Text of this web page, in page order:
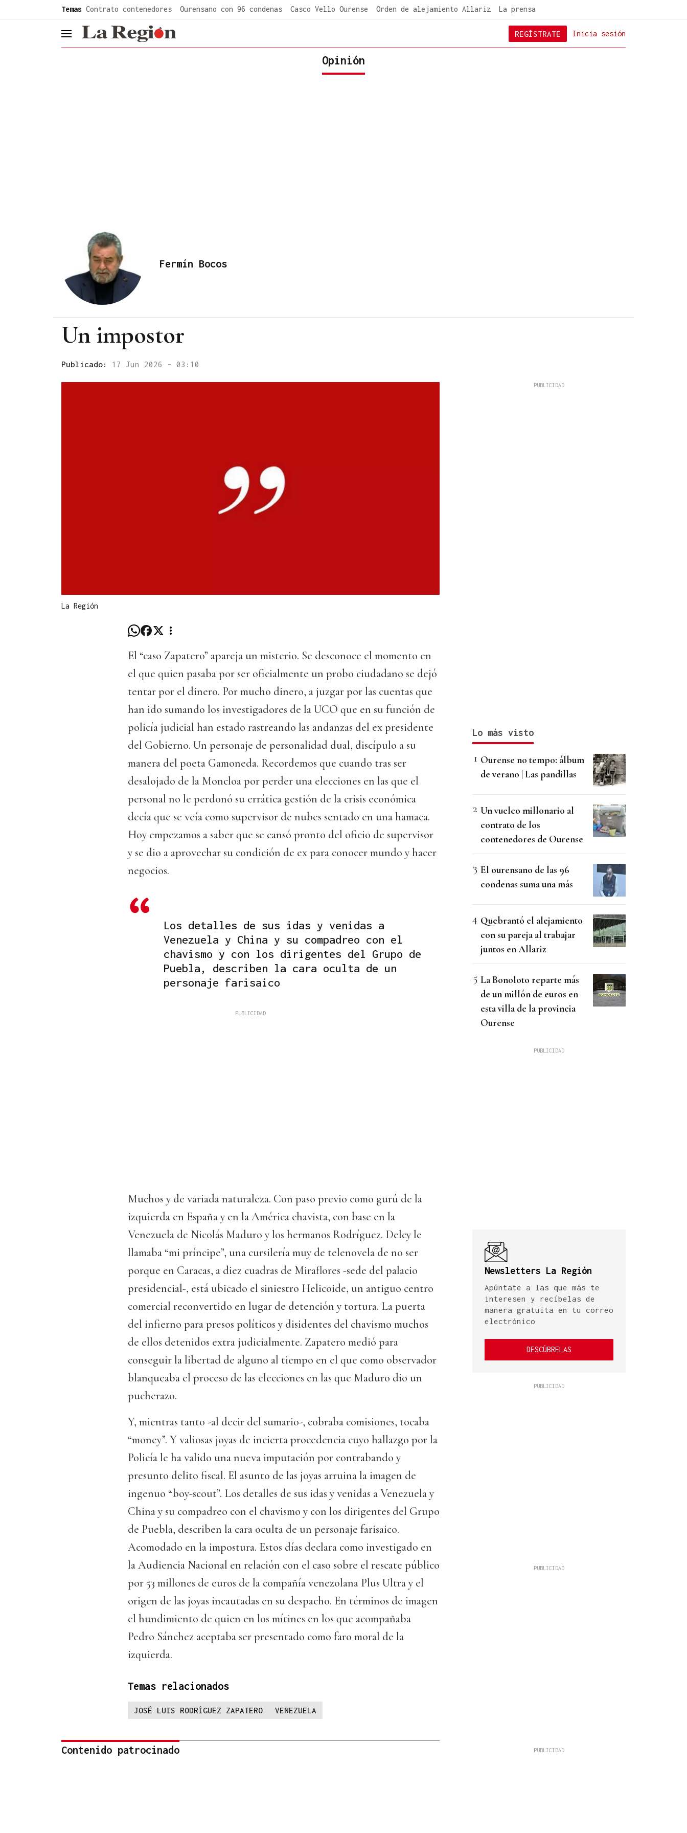
Temas Contrato contenedores Ourensano con 96 condenas Casco Vello Ourense Orden de alejamiento Allariz La prensa
header.menu.open Inicia sesión
REGÍSTRATE
Opinión
Fermín Bocos
Un impostor
Publicado: 17 Jun 2026 - 03:10
La Región
El “caso Zapatero” apareja un misterio. Se desconoce el momento en
el que quien pasaba por ser oficialmente un probo ciudadano se dejó
tentar por el dinero. Por mucho dinero, a juzgar por las cuentas que
han ido sumando los investigadores de la UCO que en su función de
policía judicial han estado rastreando las andanzas del ex presidente
del Gobierno. Un personaje de personalidad dual, discípulo a su
manera del poeta Gamoneda. Recordemos que cuando tras ser
desalojado de la Moncloa por perder una elecciones en las que el
personal no le perdonó su errática gestión de la crisis económica
decía que se veía como supervisor de nubes sentado en una hamaca.
Hoy empezamos a saber que se cansó pronto del oficio de supervisor
y se dio a aprovechar su condición de ex para conocer mundo y hacer
negocios.
Los detalles de sus idas y venidas a
Venezuela y China y su compadreo con el
chavismo y con los dirigentes del Grupo de
Puebla, describen la cara oculta de un
personaje farisaico
Muchos y de variada naturaleza. Con paso previo como gurú de la
izquierda en España y en la América chavista, con base en la
Venezuela de Nicolás Maduro y los hermanos Rodríguez. Delcy le
llamaba “mi príncipe”, una cursilería muy de telenovela de no ser
porque en Caracas, a diez cuadras de Miraflores -sede del palacio
presidencial-, está ubicado el siniestro Helicoide, un antiguo centro
comercial reconvertido en lugar de detención y tortura. La puerta
del infierno para presos políticos y disidentes del chavismo muchos
de ellos detenidos extra judicialmente. Zapatero medió para
conseguir la libertad de alguno al tiempo en el que como observador
blanqueaba el proceso de las elecciones en las que Maduro dio un
pucherazo.
Y, mientras tanto -al decir del sumario-, cobraba comisiones, tocaba
“money”. Y valiosas joyas de incierta procedencia cuyo hallazgo por la
Policía le ha valido una nueva imputación por contrabando y
presunto delito fiscal. El asunto de las joyas arruina la imagen de
ingenuo “boy-scout”. Los detalles de sus idas y venidas a Venezuela y
China y su compadreo con el chavismo y con los dirigentes del Grupo
de Puebla, describen la cara oculta de un personaje farisaico.
Acomodado en la impostura. Estos días declara como investigado en
la Audiencia Nacional en relación con el caso sobre el rescate público
por 53 millones de euros de la compañía venezolana Plus Ultra y el
origen de las joyas incautadas en su despacho. En términos de imagen
el hundimiento de quien en los mítines en los que acompañaba
Pedro Sánchez aceptaba ser presentado como faro moral de la
izquierda.
Temas relacionados
JOSÉ LUIS RODRÍGUEZ ZAPATERO VENEZUELA
Contenido patrocinado
Lo más visto
Ourense no tempo: álbum
de verano | Las pandillas
Un vuelco millonario al
contrato de los
contenedores de Ourense
El ourensano de las 96
condenas suma una más
Quebrantó el alejamiento
con su pareja al trabajar
juntos en Allariz
La Bonoloto reparte más
de un millón de euros en
esta villa de la provincia
Ourense
Newsletters La Región
Apúntate a las que más te
interesen y recíbelas de
manera gratuita en tu correo
electrónico
DESCÚBRELAS